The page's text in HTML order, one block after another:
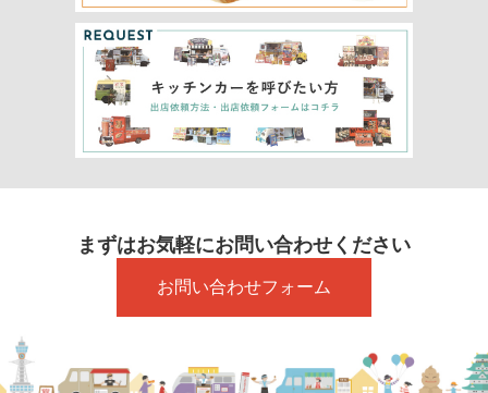
まずはお気軽にお問い合わせください
お問い合わせフォーム